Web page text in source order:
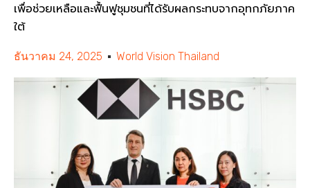
เพื่อช่วยเหลือและฟื้นฟูชุมชนที่ได้รับผลกระทบจากอุทกภัยภาค
ใต้
ธันวาคม 24, 2025 World Vision Thailand